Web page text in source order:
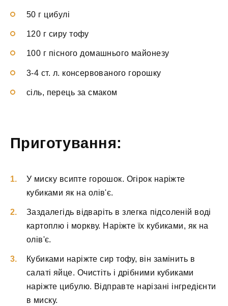
50 г цибулі
120 г сиру тофу
100 г пісного домашнього майонезу
3-4 ст. л. консервованого горошку
сіль, перець за смаком
Приготування:
У миску всипте горошок. Огірок наріжте
кубиками як на олів'є.
Заздалегідь відваріть в злегка підсоленій воді
картоплю і моркву. Наріжте їх кубиками, як на
олів'є.
Кубиками наріжте сир тофу, він замінить в
салаті яйце. Очистіть і дрібними кубиками
наріжте цибулю. Відправте нарізані інгредієнти
в миску.